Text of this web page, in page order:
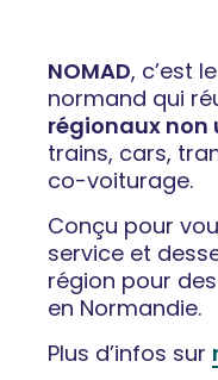
NOMAD, c’est
normand qui
régionaux non
trains, cars,
co-voiturage.
Conçu pour
service et
région pour
en Normandie.
Plus d’infos sur